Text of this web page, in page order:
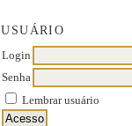
USUÁRIO
Login
Senha
Lembrar usuário